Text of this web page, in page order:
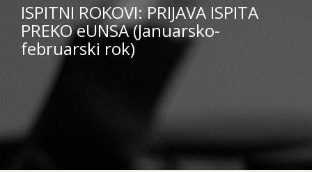
ISPITNI ROKOVI: PRIJAVA ISPITA
PREKO eUNSA (Januarsko-
februarski rok)